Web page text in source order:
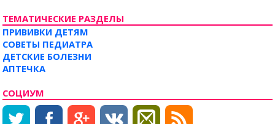
ТЕМАТИЧЕСКИЕ РАЗДЕЛЫ
ПРИВИВКИ ДЕТЯМ
СОВЕТЫ ПЕДИАТРА
ДЕТСКИЕ БОЛЕЗНИ
АПТЕЧКА
СОЦИУМ